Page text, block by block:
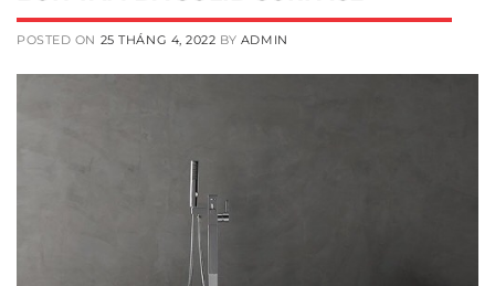
POSTED ON 25 THÁNG 4, 2022 BY ADMIN